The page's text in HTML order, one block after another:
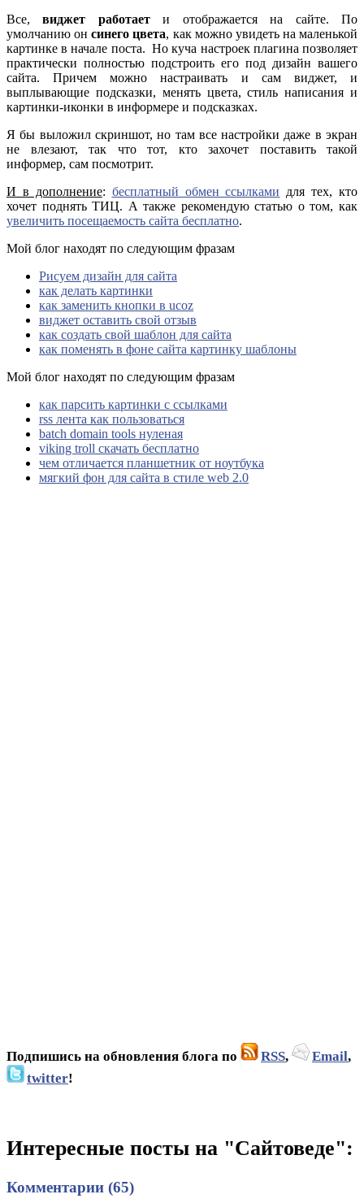
Все,виджет работаети отображается на сайте. По
умолчанию онсинего цвета, как можно увидеть на маленькой
картинке в начале поста. Но куча настроек плагина позволяет
практически полностью подстроить его под дизайн вашего
сайта. Причем можно настраивать и сам виджет, и
выплывающие подсказки, менять цвета, стиль написания и
картинки-иконки в информере и подсказках.
Я бы выложил скриншот, но там все настройки даже в экран
не влезают, так что тот, кто захочет поставить такой
информер, сам посмотрит.
И в дополнение: бесплатный обмен ссылками для тех, кто
хочет поднять ТИЦ. А также рекомендую статью о том, как
увеличить посещаемость сайта бесплатно.
Мой блог находят по следующим фразам
Рисуем дизайн для сайта
как делать картинки
как заменить кнопки в ucoz
виджет оставить свой отзыв
как создать свой шаблон для сайта
как поменять в фоне сайта картинку шаблоны
Мой блог находят по следующим фразам
как парсить картинки с ссылками
rss лента как пользоваться
batch domain tools нуленая
viking troll скачать бесплатно
чем отличается планшетник от ноутбука
мягкий фон для сайта в стиле web 2.0
Подпишись на обновления блога по RSS, Email,
twitter!
Интересные посты на "Сайтоведе":
Комментарии (65)